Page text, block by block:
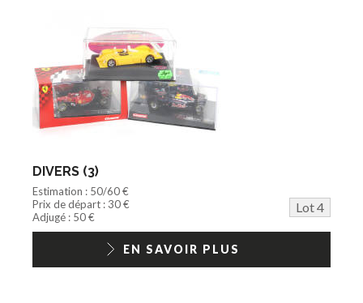
DIVERS (3)
Estimation : 50/60 €
Prix de départ : 30 €
Lot 4
Adjugé : 50 €
EN SAVOIR PLUS